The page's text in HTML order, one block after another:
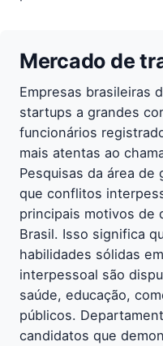
Mercado de
Empresas brasileiras
startups a grandes
funcionários
mais atentas ao
Pesquisas da área
que conflitos
principais motivos de
Brasil. Isso significa
habilidades sólidas
interpessoal são
saúde, educação,
públicos.
candidatos que